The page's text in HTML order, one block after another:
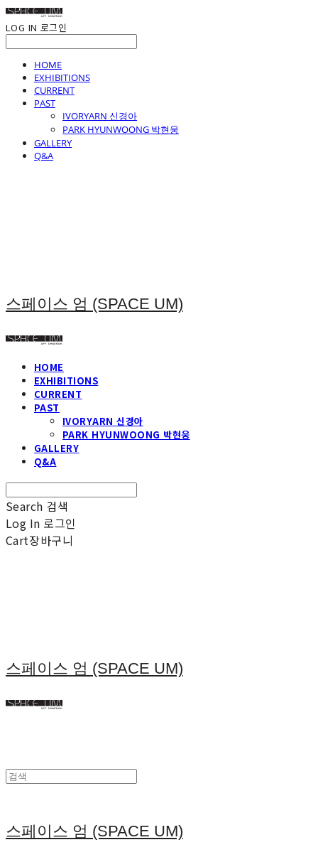
LOG IN 로그인
HOME
EXHIBITIONS
CURRENT
PAST
IVORYARN 신경아
PARK HYUNWOONG 박현웅
GALLERY
Q&A
스페이스 엄 (SPACE UM)
HOME
EXHIBITIONS
CURRENT
PAST
IVORYARN 신경아
PARK HYUNWOONG 박현웅
GALLERY
Q&A
Search 검색
Log In 로그인
Cart장바구니
스페이스 엄 (SPACE UM)
스페이스 엄 (SPACE UM)